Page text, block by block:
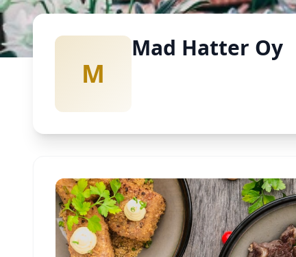
M
Mad Hatter Oy